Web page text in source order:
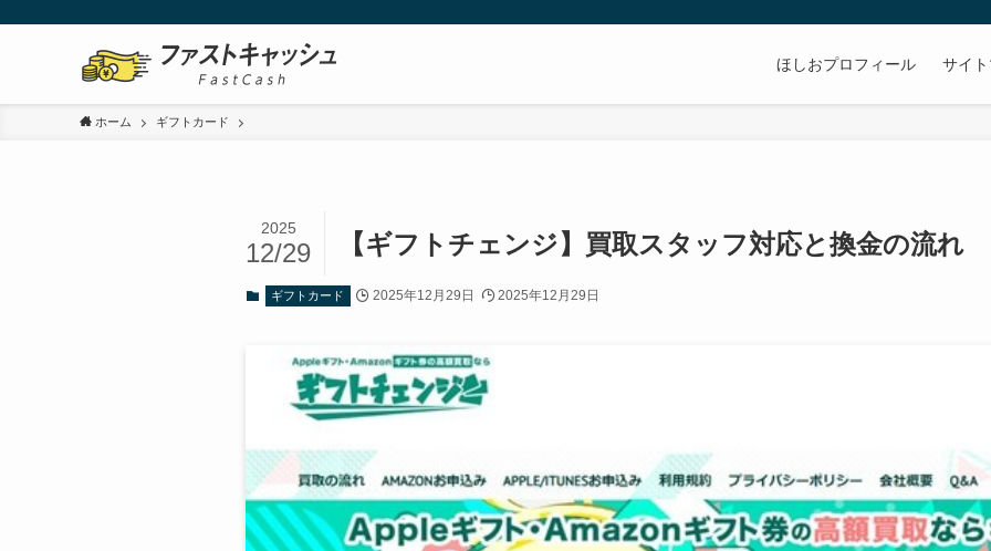
ほしおプロフィール サイ
ホーム ギフトカード
【ギフトチェンジ】買取スタッフ対応と換金の流れ
2025
12/29
ギフトカード 2025年12月29日 2025年12月29日